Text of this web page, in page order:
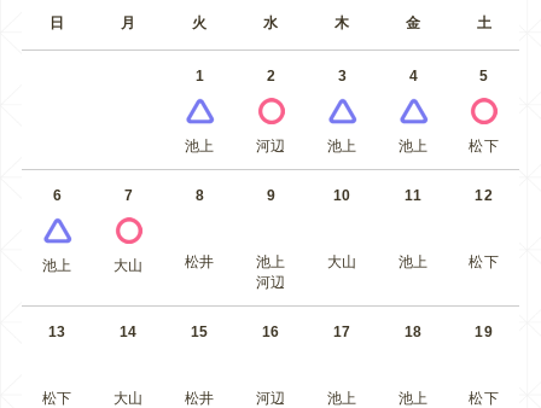
日 月 火 水 木 金 土
1
池上
2
河辺
3
池上
4
池上
5
松下
6
池上
7
大山
8
松井
9
池上
河辺
10
大山
11
池上
12
松下
13
松下
14
大山
15
松井
16
河辺
17
池上
18
池上
19
松下